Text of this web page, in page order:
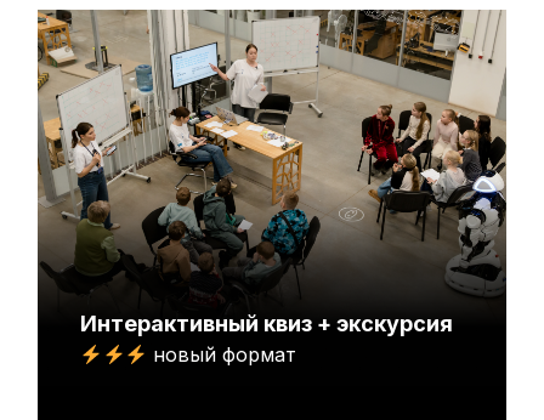
Интерактивный квиз + экскурсия
новый формат